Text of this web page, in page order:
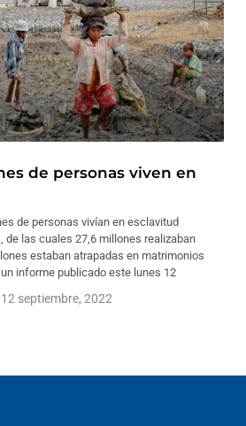
de personas viven en
de personas vivían en esclavitud
de las cuales 27,6 millones realizaban
estaban atrapadas en matrimonios
informe publicado este lunes 12
12 septiembre, 2022